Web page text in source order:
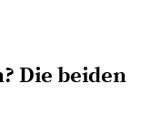
Die beiden